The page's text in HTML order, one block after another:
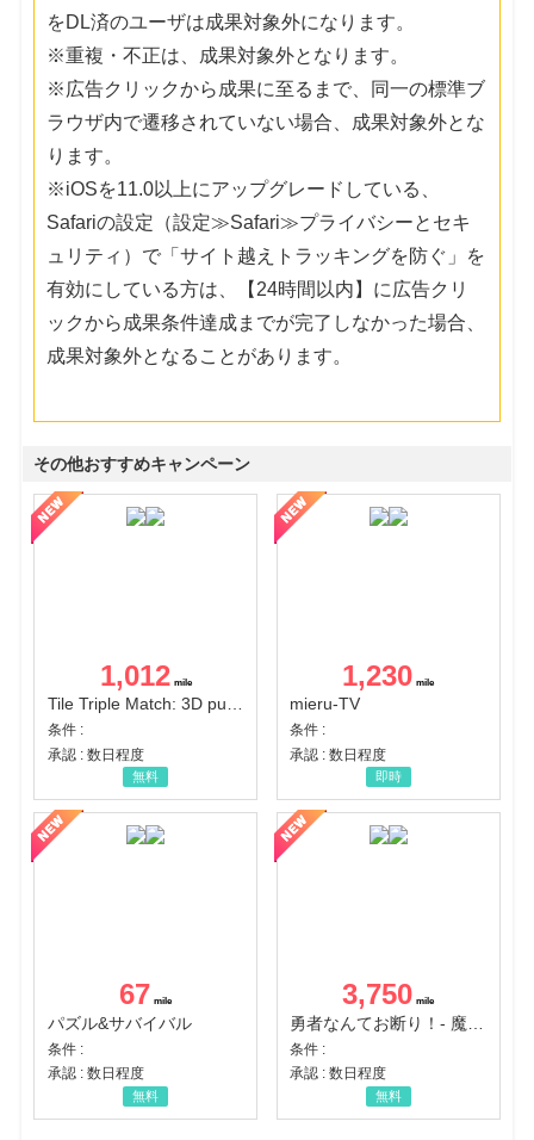
をDL済のユーザは成果対象外になります。
※重複・不正は、成果対象外となります。
※広告クリックから成果に至るまで、同一の標準ブ
ラウザ内で遷移されていない場合、成果対象外とな
ります。
※iOSを11.0以上にアップグレードしている、
Safariの設定（設定≫Safari≫プライバシーとセキ
ュリティ）で「サイト越えトラッキングを防ぐ」を
有効にしている方は、【24時間以内】に広告クリ
ックから成果条件達成までが完了しなかった場合、
成果対象外となることがあります。
その他おすすめキャンペーン
1,012
Tile Triple Match: 3D puzzle
条件 :
承認 : 数日程度
無料
1,230
mieru-TV
条件 :
承認 : 数日程度
即時
67
パズル&サバイバル
条件 :
承認 : 数日程度
無料
3,750
条件 :
承認 : 数日程度
無料